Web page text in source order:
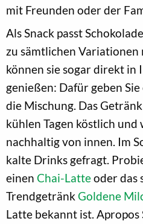
mit Freunden oder der
Als Snack passt
zu sämtlichen Variationen
können sie sogar direkt in
genießen: Dafür geben
die Mischung. Das
kühlen Tagen köstlich
nachhaltig von innen. Im
kalte Drinks gefragt.
einen Chai-Latteoder das
TrendgetränkGoldene
Latte bekannt ist.